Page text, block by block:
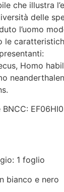
che illustra
delle
l’uomo
le
Homo
1 foglio
bianco e nero